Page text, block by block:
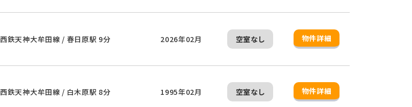
西鉄天神大牟田線 / 春日原駅 9分 2026年02月 空室なし 物件詳細
西鉄天神大牟田線 / 白木原駅 8分 1995年02月 空室なし 物件詳細